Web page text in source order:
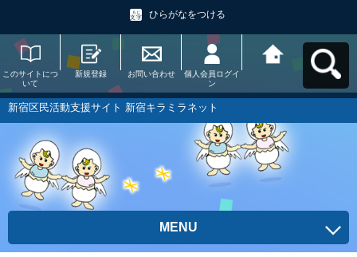
ひらがなをつける
このサイトにつ
いて
新規登録 お問い合わせ
個人会員ログイ
ン
ラミラネットへ
新宿区民活動支援サイト 新宿キラミラネット
MENU